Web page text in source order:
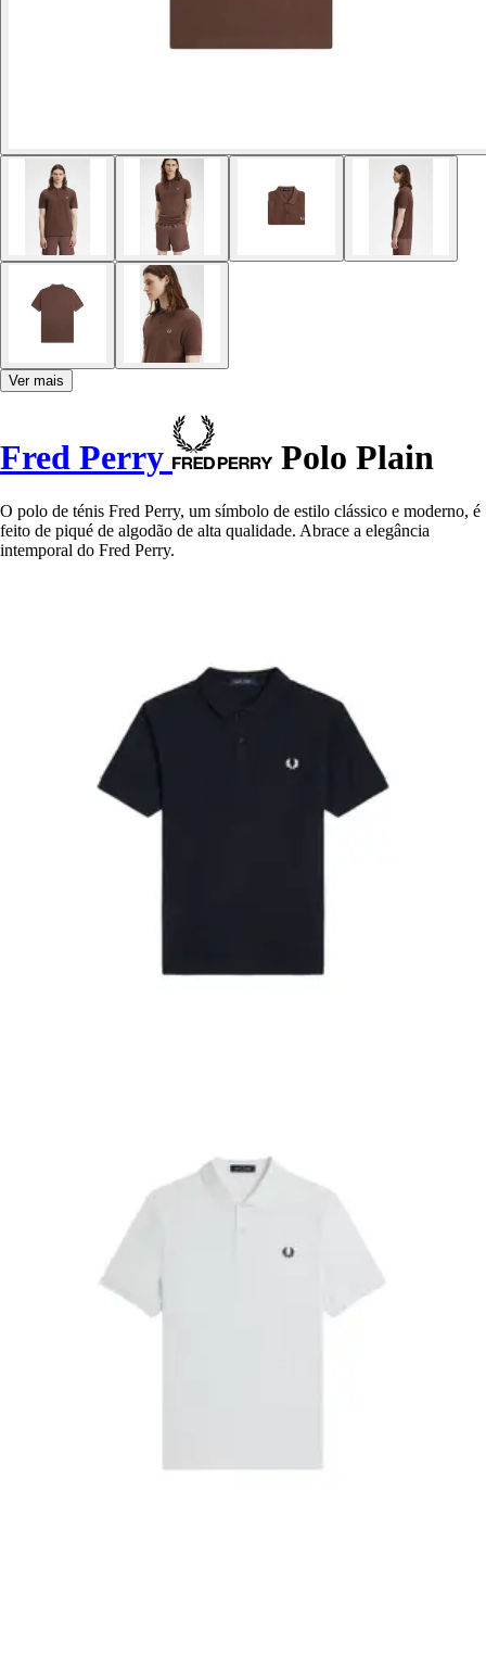
Ver mais
Fred Perry Polo Plain
O polo de ténis Fred Perry, um símbolo de estilo clássico e moderno, é
feito de piqué de algodão de alta qualidade. Abrace a elegância
intemporal do Fred Perry.